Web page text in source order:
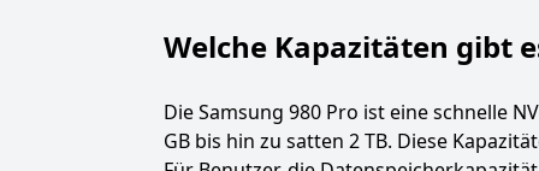
Welche Kapazitäten gibt
Die Samsung 980 Pro ist eine schnelle
GB bis hin zu satten 2 TB. Diese